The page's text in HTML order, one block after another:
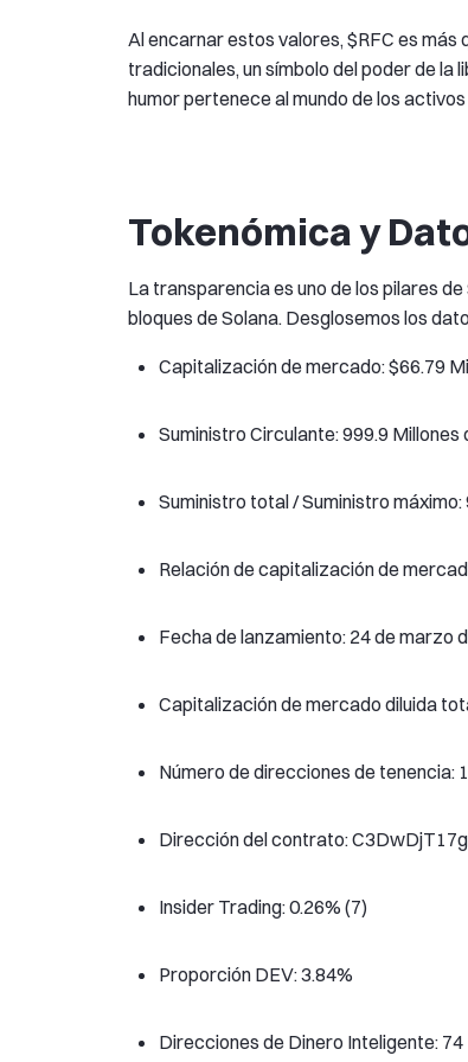
Al encarnar estos valores, $RFC es más
tradicionales, un símbolo del poder de la
humor pertenece al mundo de los
Tokenómica y
La transparencia es uno de los pilares
bloques de Solana. Desglosemos los
Capitalización de mercado: $66.79
Suministro Circulante: 999.9 Millones
Suministro total / Suministro máximo:
Relación de capitalización de
Fecha de lanzamiento: 24 de marzo
Capitalización de mercado diluida
Número de direcciones de tenencia:
Dirección del contrato:
Insider Trading: 0.26% (7)
Proporción DEV: 3.84%
Direcciones de Dinero Inteligente: 74